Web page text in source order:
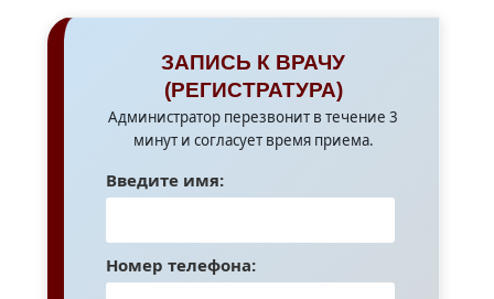
ЗАПИСЬ К ВРАЧУ
(РЕГИСТРАТУРА)
Администратор перезвонит в течение 3
минут и согласует время приема.
Введите имя:
Номер телефона: